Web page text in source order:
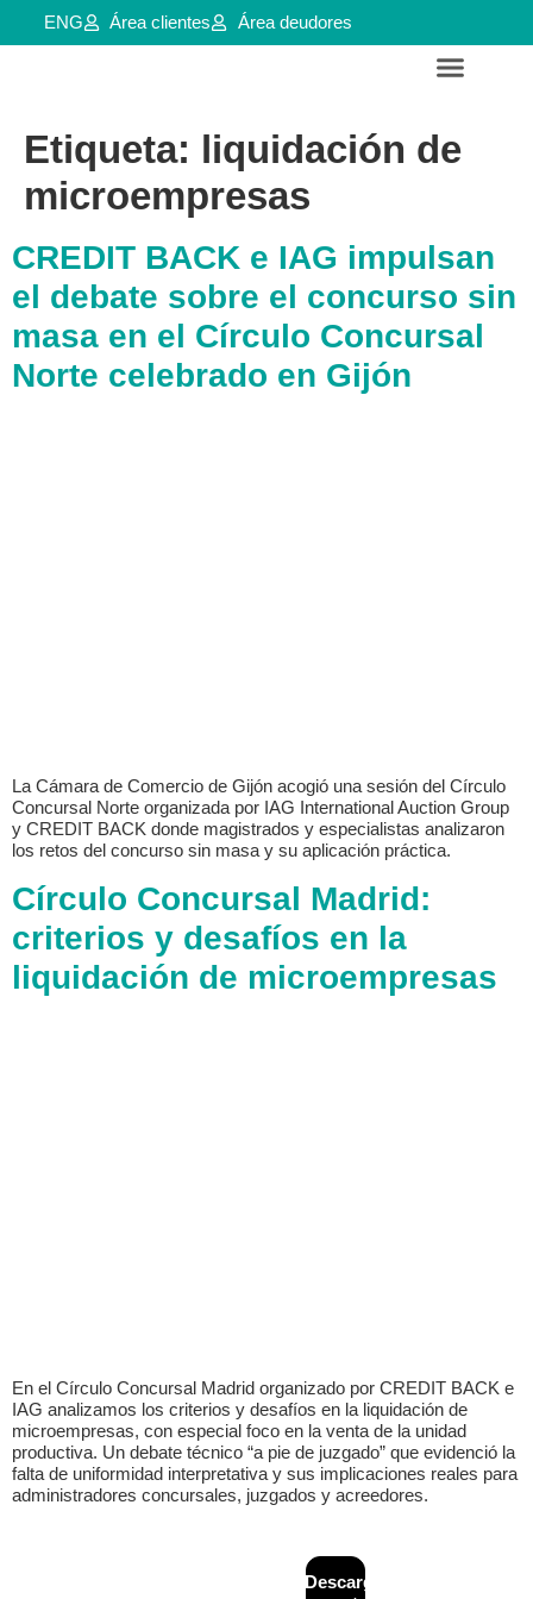
ENG Área clientes Área deudores
Etiqueta:
liquidación de
microempresas
CREDIT BACK e IAG impulsan
el debate sobre el concurso sin
masa en el Círculo Concursal
Norte celebrado en Gijón
La Cámara de Comercio de Gijón acogió una sesión del Círculo
Concursal Norte organizada por IAG International Auction Group
y CREDIT BACK donde magistrados y especialistas analizaron
los retos del concurso sin masa y su aplicación práctica.
Círculo Concursal Madrid:
criterios y desafíos en la
liquidación de microempresas
En el Círculo Concursal Madrid organizado por CREDIT BACK e
IAG analizamos los criterios y desafíos en la liquidación de
microempresas, con especial foco en la venta de la unidad
productiva. Un debate técnico “a pie de juzgado” que evidenció la
falta de uniformidad interpretativa y sus implicaciones reales para
administradores concursales, juzgados y acreedores.
Descarga